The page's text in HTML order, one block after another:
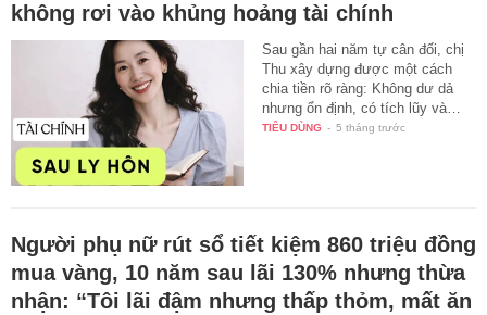
không rơi vào khủng hoảng tài chính
Sau gần hai năm tự cân đối, chị
Thu xây dựng được một cách
chia tiền rõ ràng: Không dư dả
nhưng ổn định, có tích lũy và…
TIÊU DÙNG - 5 tháng trước
Người phụ nữ rút sổ tiết kiệm 860 triệu đồng
mua vàng, 10 năm sau lãi 130% nhưng thừa
nhận: “Tôi lãi đậm nhưng thấp thỏm, mất ăn